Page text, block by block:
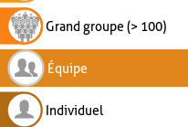
Grand groupe (> 100)
Équipe
Individuel